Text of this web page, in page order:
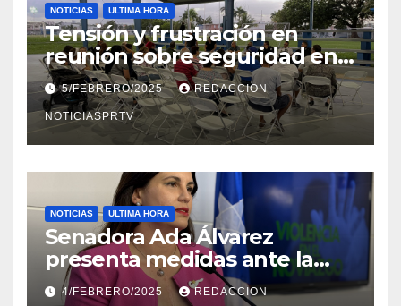
NOTICIAS ULTIMA HORA
Tensión y frustración en
reunión sobre seguridad en
Reparto Metropolitano
5/FEBRERO/2025 REDACCION
NOTICIASPRTV
NOTICIAS ULTIMA HORA
Senadora Ada Álvarez
presenta medidas ante la
violencia en el noviazgo
4/FEBRERO/2025 REDACCION